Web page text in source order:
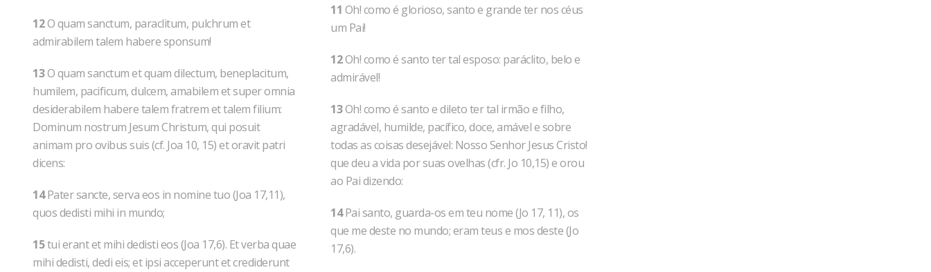
12O quam sanctum, paraclitum, pulchrum et
admirabilem talem habere sponsum!
13O quam sanctum et quam dilectum, beneplacitum,
humilem, pacificum, dulcem, amabilem et super omnia
desiderabilem habere talem fratrem et talem filium:
Dominum nostrum Jesum Christum, qui posuit
animam pro ovibus suis (cf. Joa 10, 15) et oravit patri
dicens:
14Pater sancte, serva eos in nomine tuo (Joa 17,11),
quos dedisti mihi in mundo;
15tui erant et mihi dedisti eos (Joa 17,6). Et verba quae
mihi dedisti, dedi eis; et ipsi acceperunt et crediderunt
11 Oh! como é glorioso, santo e grande ter nos céus
um Pai!
12Oh! como é santo ter tal esposo: paráclito, belo e
admirável!
13Oh! como é santo e dileto ter tal irmão e filho,
agradável, humilde, pacífico, doce, amável e sobre
todas as coisas desejável: Nosso Senhor Jesus Cristo!
que deu a vida por suas ovelhas (cfr. Jo 10,15) e orou
ao Pai dizendo:
14Pai santo, guarda-os em teu nome (Jo 17, 11), os
que me deste no mundo; eram teus e mos deste (Jo
17,6).